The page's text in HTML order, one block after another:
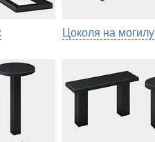
Цоколя на могилу